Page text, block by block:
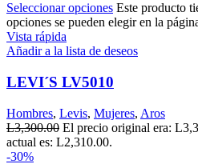
Seleccionar opciones Este producto
opciones se pueden elegir en la
Vista rápida
Añadir a la lista de deseos
LEVI´S LV5010
Hombres, Levis, Mujeres, Aros
L3,300.00 El precio original era:
actual es: L2,310.00.
-30%